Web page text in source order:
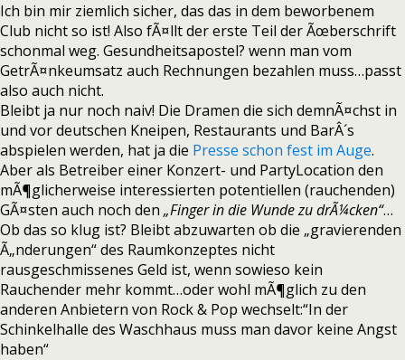
Ich bin mir ziemlich sicher, das das in dem beworbenem
Club nicht so ist! Also fÃ¤llt der erste Teil der Ãœberschrift
schonmal weg. Gesundheitsapostel? wenn man vom
GetrÃ¤nkeumsatz auch Rechnungen bezahlen muss…passt
also auch nicht.
Bleibt ja nur noch naiv! Die Dramen die sich demnÃ¤chst in
und vor deutschen Kneipen, Restaurants und BarÂ´s
abspielen werden, hat ja die Presse schon fest im Auge.
Aber als Betreiber einer Konzert- und PartyLocation den
mÃ¶glicherweise interessierten potentiellen (rauchenden)
GÃ¤sten auch noch den „Finger in die Wunde zu drÃ¼cken“…
Ob das so klug ist? Bleibt abzuwarten ob die „gravierenden
Ã„nderungen“ des Raumkonzeptes nicht
rausgeschmissenes Geld ist, wenn sowieso kein
Rauchender mehr kommt…oder wohl mÃ¶glich zu den
anderen Anbietern von Rock & Pop wechselt:“In der
Schinkelhalle des Waschhaus muss man davor keine Angst
haben“